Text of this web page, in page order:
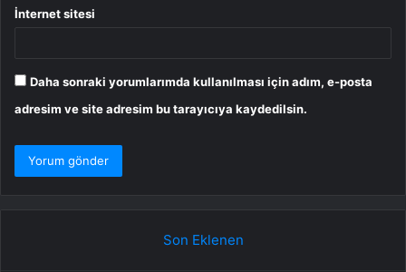
İnternet sitesi
Daha sonraki yorumlarımda kullanılması için adım, e-posta
adresim ve site adresim bu tarayıcıya kaydedilsin.
Son Eklenen